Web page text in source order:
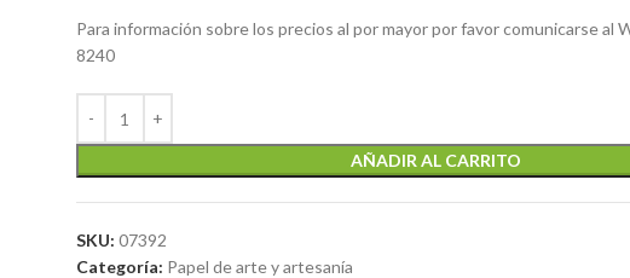
Para información sobre los precios al por mayor por favor comunicarse al
8240
AÑADIR AL CARRITO
SKU: 07392
Categoría: Papel de arte y artesanía